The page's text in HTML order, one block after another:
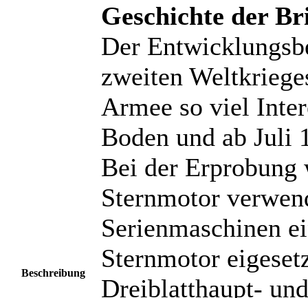
Beschreibung
Geschichte der
Der
zweiten
Armee so viel
Boden und ab Juli
Bei der
Sternmotor
Serienmaschinen
Sternmotor
Dreiblatthaupt-